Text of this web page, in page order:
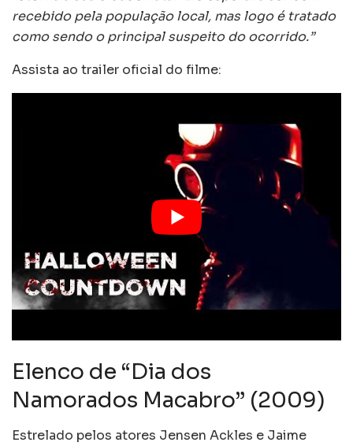
recebido pela população local, mas logo é tratado
como sendo o principal suspeito do ocorrido.”
Assista ao trailer oficial do filme:
Elenco de “Dia dos
Namorados Macabro” (2009)
Estrelado pelos atores Jensen Ackles e Jaime